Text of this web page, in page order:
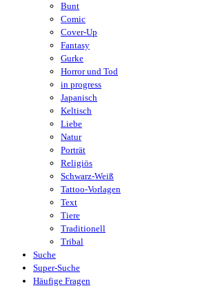
Bunt
Comic
Cover-Up
Fantasy
Gurke
Horror und Tod
in progress
Japanisch
Keltisch
Liebe
Natur
Porträt
Religiös
Schwarz-Weiß
Tattoo-Vorlagen
Text
Tiere
Traditionell
Tribal
Suche
Super-Suche
Häufige Fragen